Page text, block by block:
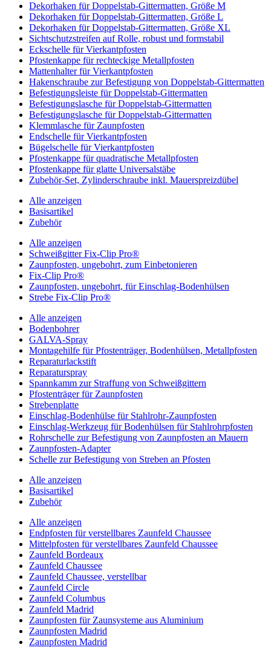
Dekorhaken für Doppelstab-Gittermatten, Größe M
Dekorhaken für Doppelstab-Gittermatten, Größe L
Dekorhaken für Doppelstab-Gittermatten, Größe XL
Sichtschutzstreifen auf Rolle, robust und formstabil
Eckschelle für Vierkantpfosten
Pfostenkappe für rechteckige Metallpfosten
Mattenhalter für Vierkantpfosten
Hakenschraube zur Befestigung von Doppelstab-Gittermatten
Befestigungsleiste für Doppelstab-Gittermatten
Befestigungslasche für Doppelstab-Gittermatten
Befestigungslasche für Doppelstab-Gittermatten
Klemmlasche für Zaunpfosten
Endschelle für Vierkantpfosten
Bügelschelle für Vierkantpfosten
Pfostenkappe für quadratische Metallpfosten
Pfostenkappe für glatte Universalstäbe
Zubehör-Set, Zylinderschraube inkl. Mauerspreizdübel
Alle anzeigen
Basisartikel
Zubehör
Alle anzeigen
Schweißgitter Fix-Clip Pro®
Zaunpfosten, ungebohrt, zum Einbetonieren
Fix-Clip Pro®
Zaunpfosten, ungebohrt, für Einschlag-Bodenhülsen
Strebe Fix-Clip Pro®
Alle anzeigen
Bodenbohrer
GALVA-Spray
Montagehilfe für Pfostenträger, Bodenhülsen, Metallpfosten
Reparaturlackstift
Reparaturspray
Spannkamm zur Straffung von Schweißgittern
Pfostenträger für Zaunpfosten
Strebenplatte
Einschlag-Bodenhülse für Stahlrohr-Zaunpfosten
Einschlag-Werkzeug für Bodenhülsen für Stahlrohrpfosten
Rohrschelle zur Befestigung von Zaunpfosten an Mauern
Zaunpfosten-Adapter
Schelle zur Befestigung von Streben an Pfosten
Alle anzeigen
Basisartikel
Zubehör
Alle anzeigen
Endpfosten für verstellbares Zaunfeld Chaussee
Mittelpfosten für verstellbares Zaunfeld Chaussee
Zaunfeld Bordeaux
Zaunfeld Chaussee
Zaunfeld Chaussee, verstellbar
Zaunfeld Circle
Zaunfeld Columbus
Zaunfeld Madrid
Zaunpfosten für Zaunsysteme aus Aluminium
Zaunpfosten Madrid
Zaunpfosten Madrid